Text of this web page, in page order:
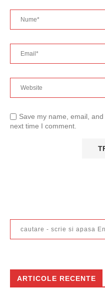
Save my name, email,
next time I comment.
ARTICOLE RECENTE